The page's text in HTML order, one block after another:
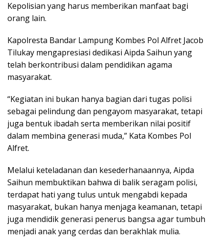
Kepolisian yang harus memberikan manfaat bagi
orang lain.
Kapolresta Bandar Lampung Kombes Pol Alfret Jacob
Tilukay mengapresiasi dedikasi Aipda Saihun yang
telah berkontribusi dalam pendidikan agama
masyarakat.
“Kegiatan ini bukan hanya bagian dari tugas polisi
sebagai pelindung dan pengayom masyarakat, tetapi
juga bentuk ibadah serta memberikan nilai positif
dalam membina generasi muda,” Kata Kombes Pol
Alfret.
Melalui keteladanan dan kesederhanaannya, Aipda
Saihun membuktikan bahwa di balik seragam polisi,
terdapat hati yang tulus untuk mengabdi kepada
masyarakat, bukan hanya menjaga keamanan, tetapi
juga mendidik generasi penerus bangsa agar tumbuh
menjadi anak yang cerdas dan berakhlak mulia.